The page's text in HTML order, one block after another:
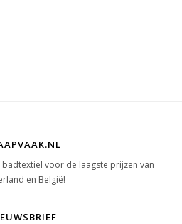
voor de laagste prijzen van
en België!